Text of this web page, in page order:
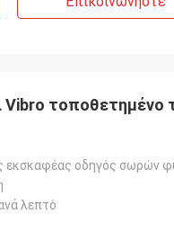
τοποθετημένο
εκσκαφέας οδηγός σωρών
λεπτό